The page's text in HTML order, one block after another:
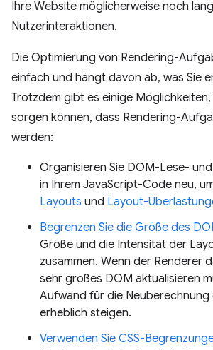
Ihre Website möglicherweise noch
Nutzerinteraktionen.
Die Optimierung von Rendering-
einfach und hängt davon ab, was Sie
Trotzdem gibt es einige
sorgen können, dass Rendering-
werden:
Organisieren Sie DOM-Lese-
in Ihrem JavaScript-Code neu,
Layouts und Layout-
Begrenzen Sie die Größe des
Größe und die Intensität der
zusammen. Wenn der Renderer
sehr großes DOM aktualisieren
Aufwand für die Neuberechnung
erheblich steigen.
Verwenden Sie CSS-